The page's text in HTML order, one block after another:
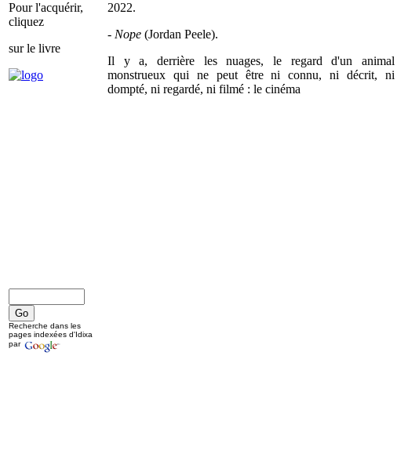
Pour l'acquérir,
cliquez
sur le livre
2022.
- Nope (Jordan Peele).
Il y a, derrière les nuages, le regard d'un animal
monstrueux qui ne peut être ni connu, ni décrit, ni
dompté, ni regardé, ni filmé : le cinéma
Recherche dans les
pages indexées d'Idixa
par